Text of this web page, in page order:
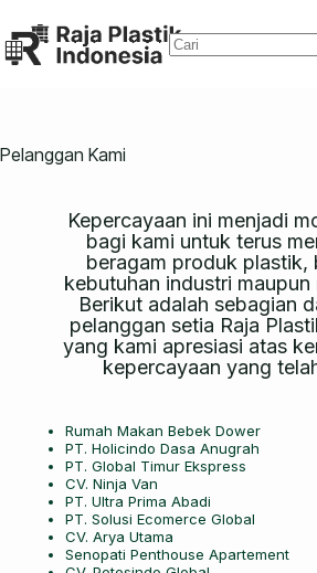
Pelanggan Kami
Kepercayaan ini menjadi
bagi kami untuk terus
beragam produk plastik,
kebutuhan industri
Berikut adalah sebagian
pelanggan setia Raja
yang kami apresiasi atas
kepercayaan yang
Rumah Makan Bebek Dower
PT. Holicindo Dasa Anugrah
PT. Global Timur Ekspress
CV. Ninja Van
PT. Ultra Prima Abadi
PT. Solusi Ecomerce Global
CV. Arya Utama
Senopati Penthouse Apartement